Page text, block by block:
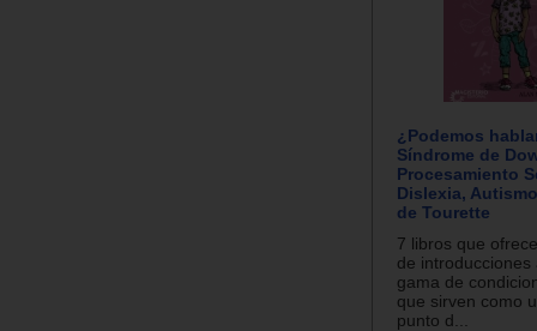
¿Podemos
Síndrome de
Procesamiento
Dislexia,
de Tourette
7 libros que
de introducciones
gama de
que sirven como
punto d...